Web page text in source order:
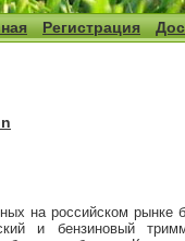
Регистрация
на российском рынке
и бензиновый